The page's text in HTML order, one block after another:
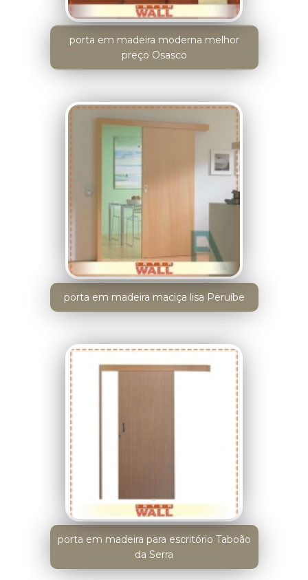
porta em madeira moderna melhor
preço Osasco
porta em madeira maciça lisa Peruíbe
porta em madeira para escritório Taboão
da Serra